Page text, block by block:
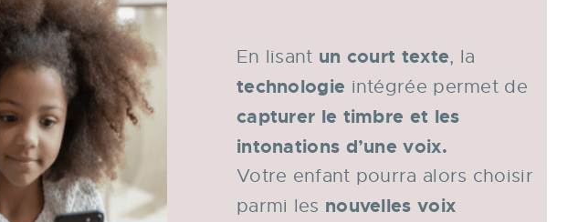
En lisant un court texte, la
technologie intégrée permet de
capturer le timbre et les
intonations d’une voix.
Votre enfant pourra alors choisir
parmi les nouvelles voix